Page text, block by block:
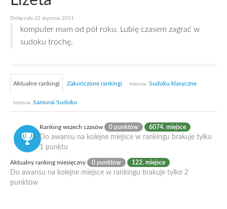
Dołączyła 22 stycznia 2011
komputer mam od pół roku. Lubię czasem zagrać w
sudoku trochę.
Aktualne rankingi Zakończone rankingi historia: Sudoku klasyczne
historia: Samurai Sudoku
Ranking wszech czasów 0 punktów 6074. miejsce
Do awansu na kolejne miejsce w rankingu brakuje tylko
1 punktu
Aktualny ranking miesięczny 0 punktów 122. miejsce
Do awansu na kolejne miejsce w rankingu brakuje tylko 2
punktów